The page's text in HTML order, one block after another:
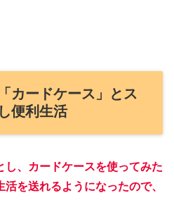
カードケース」とス
便利生活
し、カードケースを使ってみた
を送れるようになったので、